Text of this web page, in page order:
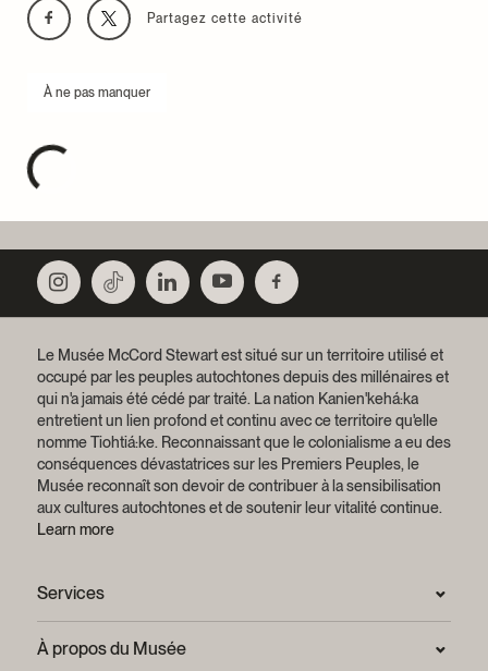
Partagez cette activité
À ne pas manquer
Le Musée McCord Stewart est situé sur un territoire utilisé et
occupé par les peuples autochtones depuis des millénaires et
qui n'a jamais été cédé par traité. La nation Kanien'kehá:ka
entretient un lien profond et continu avec ce territoire qu'elle
nomme Tiohtiá:ke. Reconnaissant que le colonialisme a eu des
conséquences dévastatrices sur les Premiers Peuples, le
Musée reconnaît son devoir de contribuer à la sensibilisation
aux cultures autochtones et de soutenir leur vitalité continue.
Learn more
Services
Salle de presse
À propos du Musée